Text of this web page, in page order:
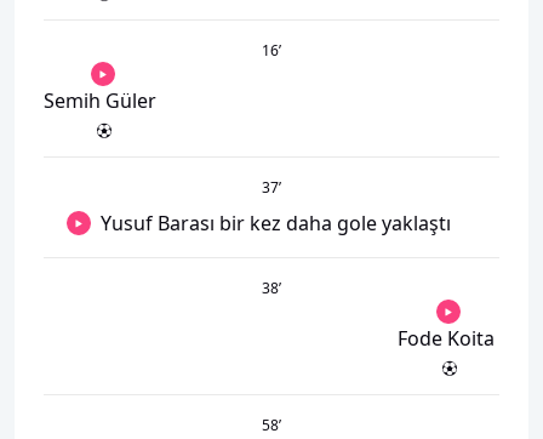
16’
Semih Güler
37’
Yusuf Barası bir kez daha gole yaklaştı
38’
Fode Koita
58’